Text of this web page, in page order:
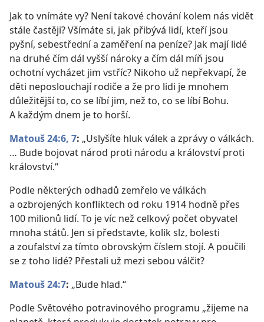
Jak to vnímáte vy? Není takové chování kolem nás vidět
stále častěji? Všímáte si, jak přibývá lidí, kteří jsou
pyšní, sebestřední a zaměření na peníze? Jak mají lidé
na druhé čím dál vyšší nároky a čím dál míň jsou
ochotní vycházet jim vstříc? Nikoho už nepřekvapí, že
děti neposlouchají rodiče a že pro lidi je mnohem
důležitější to, co se líbí jim, než to, co se líbí Bohu.
A každým dnem je to horší.
Matouš 24:6, 7: „Uslyšíte hluk válek a zprávy o válkách.
… Bude bojovat národ proti národu a království proti
království.“
Podle některých odhadů zemřelo ve válkách
a ozbrojených konfliktech od roku 1914 hodně přes
100 milionů lidí. To je víc než celkový počet obyvatel
mnoha států. Jen si představte, kolik slz, bolesti
a zoufalství za tímto obrovským číslem stojí. A poučili
se z toho lidé? Přestali už mezi sebou válčit?
Matouš 24:7: „Bude hlad.“
Podle Světového potravinového programu „žijeme na